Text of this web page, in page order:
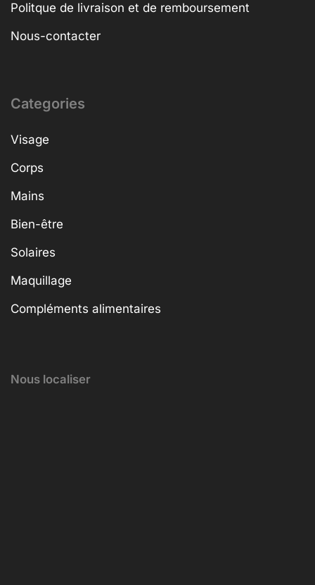
Politque de livraison et de remboursement
Nous-contacter
Categories
Visage
Corps
Mains
Bien-être
Solaires
Maquillage
Compléments alimentaires
Nous localiser